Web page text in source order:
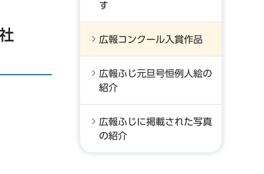
す
広報コンクール入賞作品
広報ふじ元旦号恒例人絵の
紹介
広報ふじに掲載された写真
の紹介